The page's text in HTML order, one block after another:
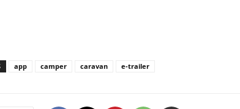
app camper caravan e-trailer